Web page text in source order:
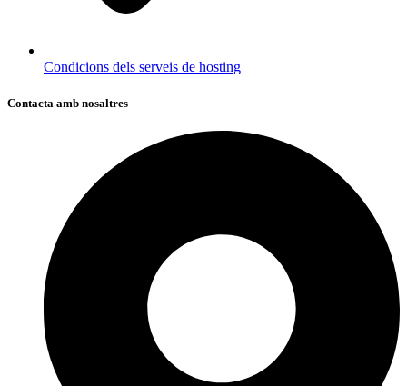
Condicions dels serveis de hosting
Contacta amb nosaltres